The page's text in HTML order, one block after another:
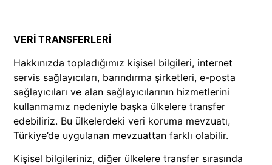
VERİ TRANSFERLERİ
Hakkınızda topladığımız kişisel bilgileri, internet
servis sağlayıcıları, barındırma şirketleri, e-posta
sağlayıcıları ve alan sağlayıcılarının hizmetlerini
kullanmamız nedeniyle başka ülkelere transfer
edebiliriz. Bu ülkelerdeki veri koruma mevzuatı,
Türkiye’de uygulanan mevzuattan farklı olabilir.
Kişisel bilgileriniz, diğer ülkelere transfer sırasında